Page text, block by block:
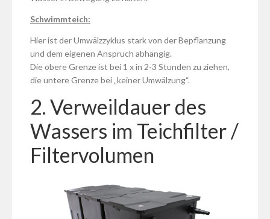
Schwimmteich:
Hier ist der Umwälzzyklus stark von der Bepflanzung
und dem eigenen Anspruch abhängig.
Die obere Grenze ist bei 1 x in 2-3 Stunden zu ziehen,
die untere Grenze bei „keiner Umwälzung“.
2. Verweildauer des
Wassers im Teichfilter /
Filtervolumen